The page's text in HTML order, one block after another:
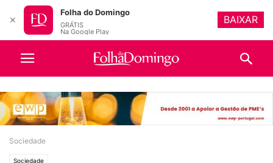
Sociedade
Sociedade
✕
Folha do Domingo
GRÁTIS
Na Google Play
BAIXAR